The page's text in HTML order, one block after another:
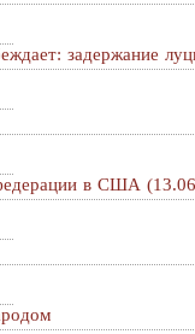
задержание
в США